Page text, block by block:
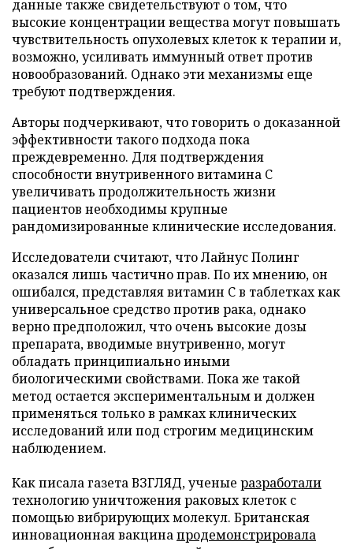
данные также свидетельствуют о том, что
высокие концентрации вещества могут повышать
чувствительность опухолевых клеток к терапии и,
возможно, усиливать иммунный ответ против
новообразований. Однако эти механизмы еще
требуют подтверждения.
Авторы подчеркивают, что говорить о доказанной
эффективности такого подхода пока
преждевременно. Для подтверждения
способности внутривенного витамина C
увеличивать продолжительность жизни
пациентов необходимы крупные
рандомизированные клинические исследования.
Исследователи считают, что Лайнус Полинг
оказался лишь частично прав. По их мнению, он
ошибался, представляя витамин C в таблетках как
универсальное средство против рака, однако
верно предположил, что очень высокие дозы
препарата, вводимые внутривенно, могут
обладать принципиально иными
биологическими свойствами. Пока же такой
метод остается экспериментальным и должен
применяться только в рамках клинических
исследований или под строгим медицинским
наблюдением.
Как писала газета ВЗГЛЯД, ученые разработали
технологию уничтожения раковых клеток с
помощью вибрирующих молекул. Британская
инновационная вакцинапродемонстрировала